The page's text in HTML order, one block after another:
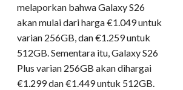
melaporkan bahwa Galaxy S26
akan mulai dari harga €1.049 untuk
varian 256GB, dan €1.259 untuk
512GB. Sementara itu, Galaxy S26
Plus varian 256GB akan dihargai
€1.299 dan €1.449 untuk 512GB.